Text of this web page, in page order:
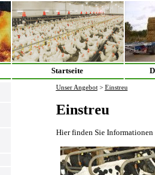
Startseite
Unser Angebot > Einstreu
Einstreu
Hier finden Sie Informationen